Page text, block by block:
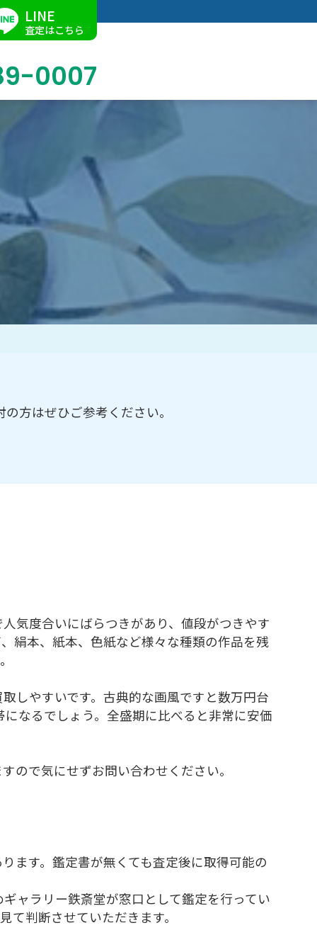
Facebook
磁器・陶器買取
ュエリー・ウォッチ買取
事買取
LINE
査定はこちら
0007
方はぜひご参考ください。
気度合いにばらつきがあり、値段がつきやす
絹本、紙本、色紙など様々な種類の作品を残
しやすいです。古典的な画風ですと数万円台
なるでしょう。全盛期に比べると非常に安価
ので気にせずお問い合わせください。
ます。鑑定書が無くても査定後に取得可能の
ャラリー鉄斎堂が窓口として鑑定を行ってい
判断させていただきます。